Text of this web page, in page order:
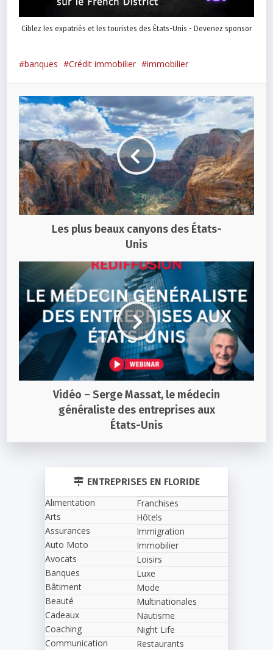
Ciblez les expatriés et les touristes des États-Unis - Devenez sponsor
banques Crédit immobilier immobilier
Les plus beaux canyons des États-
Unis
Vidéo – Serge Massat, le médecin
généraliste des entreprises aux
États-Unis
ENTREPRISES EN FLORIDE
Alimentation
Arts
Assurances
Auto Moto
Avocats
Banques
Bâtiment
Beauté
Cadeaux
Coaching
Communication
Franchises
Hôtels
Immigration
Immobilier
Loisirs
Luxe
Mode
Multinationales
Nautisme
Night Life
Restaurants